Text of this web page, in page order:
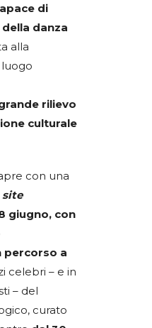
di
danza
alla
rilievo
culturale
con una
site
giugno, con
percorso a
celebri – e in
– del
curato